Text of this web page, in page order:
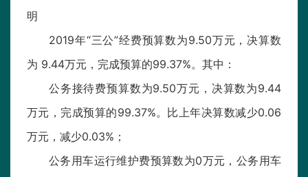
明
2019年“三公”经费预算数为9.50万元，决算数
为 9.44万元，完成预算的99.37%。其中：
公务接待费预算数为9.50万元，决算数为9.44
万元，完成预算的99.37%。比上年决算数减少0.06
万元，减少0.03%；
公务用车运行维护费预算数为0万元，公务用车